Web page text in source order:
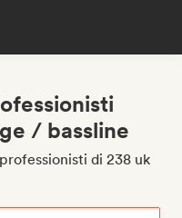
/ bassline
di 238 uk